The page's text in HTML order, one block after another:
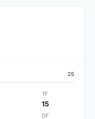
25
TF
15
DF